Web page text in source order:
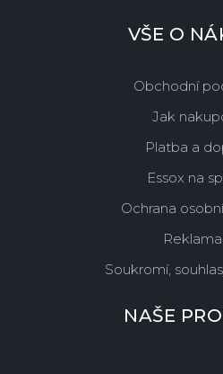
VŠE O
Obchodní
Jak
Platba a
Essox na
Ochrana
Soukromí,
NAŠE